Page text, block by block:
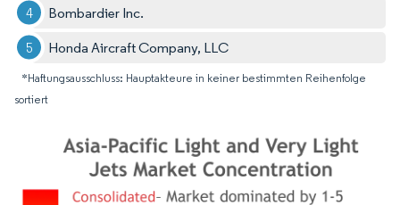
Bombardier Inc.
Honda Aircraft Company, LLC
*Haftungsausschluss: Hauptakteure in keiner bestimmten Reihenfolge
sortiert